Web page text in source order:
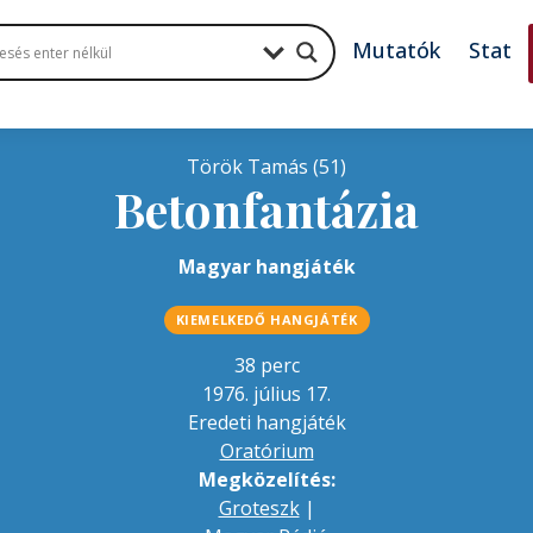
Mutatók Stat
Török Tamás (51)
Betonfantázia
Magyar hangjáték
KIEMELKEDŐ HANGJÁTÉK
38 perc
1976. július 17.
Eredeti hangjáték
Oratórium
Megközelítés:
Groteszk|